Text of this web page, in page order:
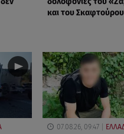
και του Σκαφτούρου
07.08.26, 09:47